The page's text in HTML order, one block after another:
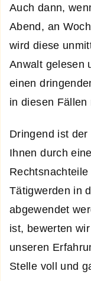
Auch dann,
Abend, an
wird diese
Anwalt gelesen
einen
in diesen Fällen
Dringend ist
Ihnen durch
Tätigwerden in
abgewendet
ist, bewerten
unseren
Stelle voll und